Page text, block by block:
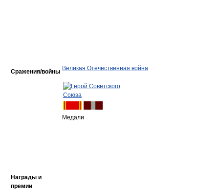
Сражения/войны Великая Отечественная война
Награды и
премии
Медали